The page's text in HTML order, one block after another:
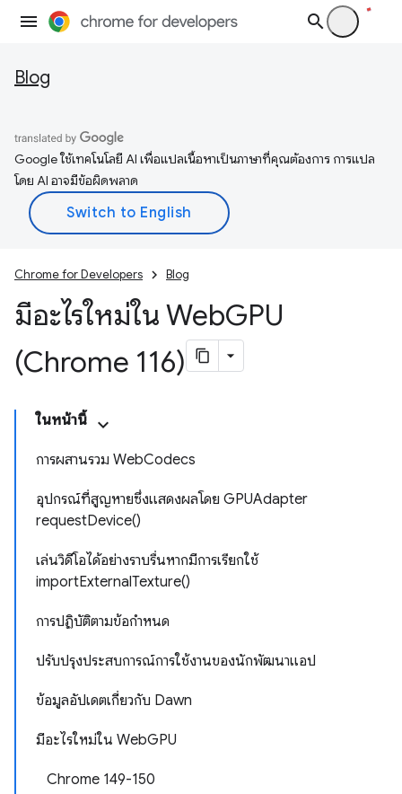
Blog
Google ใช้เทคโนโลยี AI เพื่อแปลเนื้อหาเป็นภาษาที่คุณต้องการ การแปล
โดย AI อาจมีข้อผิดพลาด
Chrome for Developers Blog
มีอะไรใหม่ใน WebGPU
(Chrome 116)
ในหน้านี้
การผสานรวม WebCodecs
อุปกรณ์ที่สูญหายซึ่งแสดงผลโดย GPUAdapter
requestDevice()
เล่นวิดีโอได้อย่างราบรื่นหากมีการเรียกใช้
importExternalTexture()
การปฏิบัติตามข้อกำหนด
ปรับปรุงประสบการณ์การใช้งานของนักพัฒนาแอป
ข้อมูลอัปเดตเกี่ยวกับ Dawn
มีอะไรใหม่ใน WebGPU
Chrome 149-150